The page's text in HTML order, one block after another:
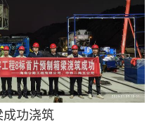
功浇筑